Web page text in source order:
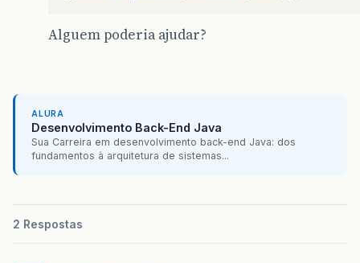
Alguem poderia ajudar?
ALURA
Desenvolvimento Back-End Java
Sua Carreira em desenvolvimento back-end Java: dos
fundamentos à arquitetura de sistemas...
2 Respostas